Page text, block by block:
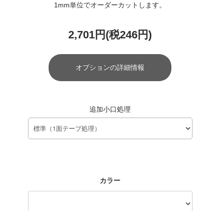
1mm単位でオーダーカットします。
2,701円(税246円)
オプションの詳細情報
追加小口処理
カラー